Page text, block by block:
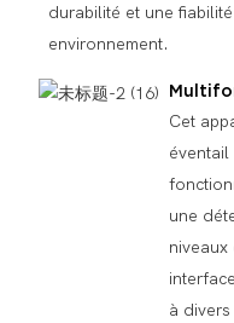
durabilité et une
environnement.
Cet
une
à